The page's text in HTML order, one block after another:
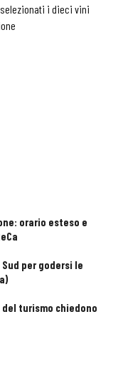
i dieci vini
orario esteso e
per godersi le
turismo chiedono